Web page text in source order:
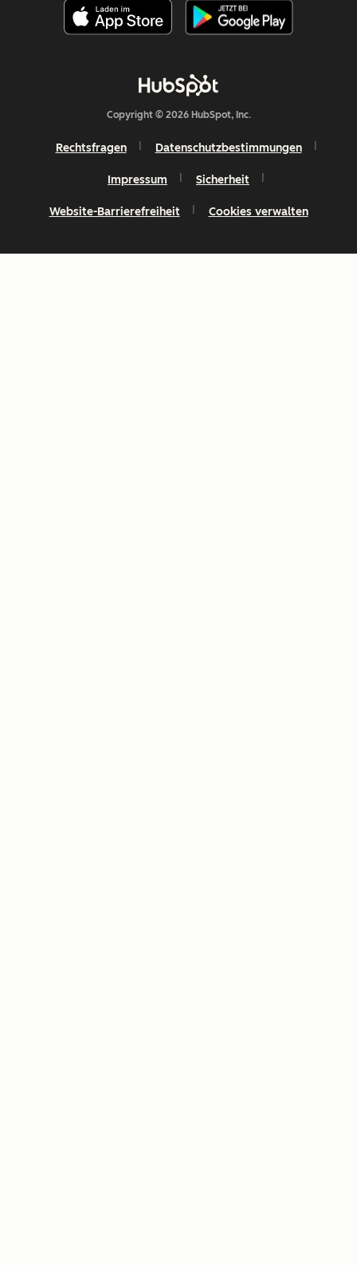
Copyright © 2026 HubSpot, Inc.
Rechtsfragen Datenschutzbestimmungen
Impressum Sicherheit
Website-Barrierefreiheit Cookies verwalten